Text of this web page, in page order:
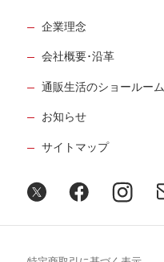
企業理念
会社概要･沿革
通販生活のショールーム
お知らせ
サイトマップ